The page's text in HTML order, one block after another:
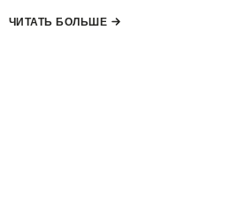
ЧИТАТЬ БОЛЬШЕ